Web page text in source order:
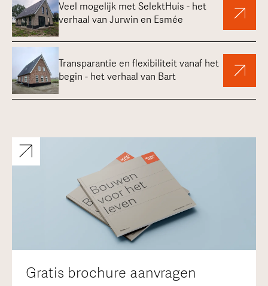
Veel mogelijk met SelektHuis - het
verhaal van Jurwin en Esmée
Transparantie en flexibiliteit vanaf het
begin - het verhaal van Bart
Gratis brochure aanvragen